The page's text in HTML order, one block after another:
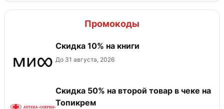
Промокоды
Скидка 10% на книги
До 31 августа, 2026
Скидка 50% на второй товар в чеке на
Топикрем